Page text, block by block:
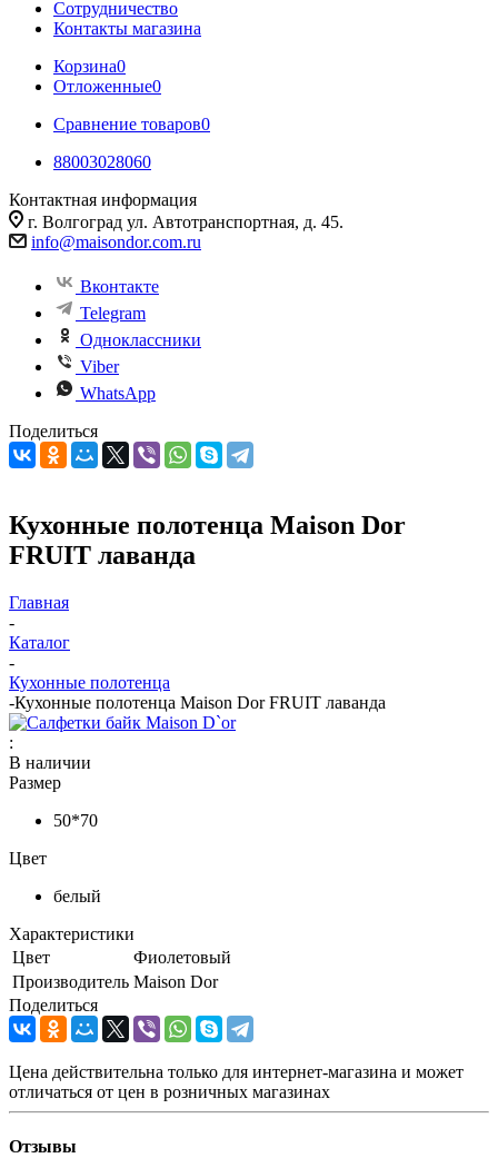
Сотрудничество
Контакты магазина
Корзина0
Отложенные0
Сравнение товаров0
88003028060
Контактная информация
г. Волгоград ул. Автотранспортная, д. 45.
info@maisondor.com.ru
Вконтакте
Telegram
Одноклассники
Viber
WhatsApp
Поделиться
Кухонные полотенца Maison Dor
FRUIT лаванда
Главная
-
Каталог
-
Кухонные полотенца
-Кухонные полотенца Maison Dor FRUIT лаванда
:
В наличии
Размер
50*70
Цвет
белый
Характеристики
Цвет
Фиолетовый
Производитель Maison Dor
Поделиться
Цена действительна только для интернет-магазина и может
отличаться от цен в розничных магазинах
Отзывы